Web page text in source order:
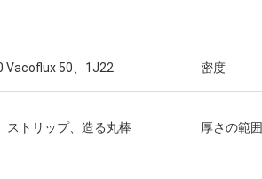
ーはあ
Vacoflux 50、1J22 密度
ストリップ、造る丸棒 厚さの範囲